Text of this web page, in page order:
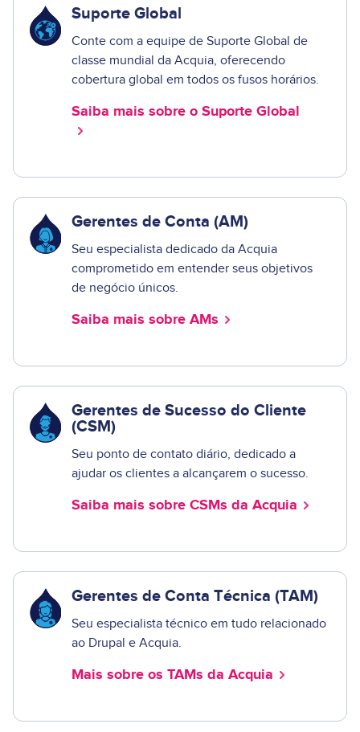
Suporte Global
Conte com a equipe de Suporte Global de
classe mundial da Acquia, oferecendo
cobertura global em todos os fusos horários.
Saiba mais sobre o Suporte Global
Gerentes de Conta (AM)
Seu especialista dedicado da Acquia
comprometido em entender seus objetivos
de negócio únicos.
Saiba mais sobre AMs
Gerentes de Sucesso do Cliente
(CSM)
Seu ponto de contato diário, dedicado a
ajudar os clientes a alcançarem o sucesso.
Saiba mais sobre CSMs da Acquia
Gerentes de Conta Técnica (TAM)
Seu especialista técnico em tudo relacionado
ao Drupal e Acquia.
Mais sobre os TAMs da Acquia